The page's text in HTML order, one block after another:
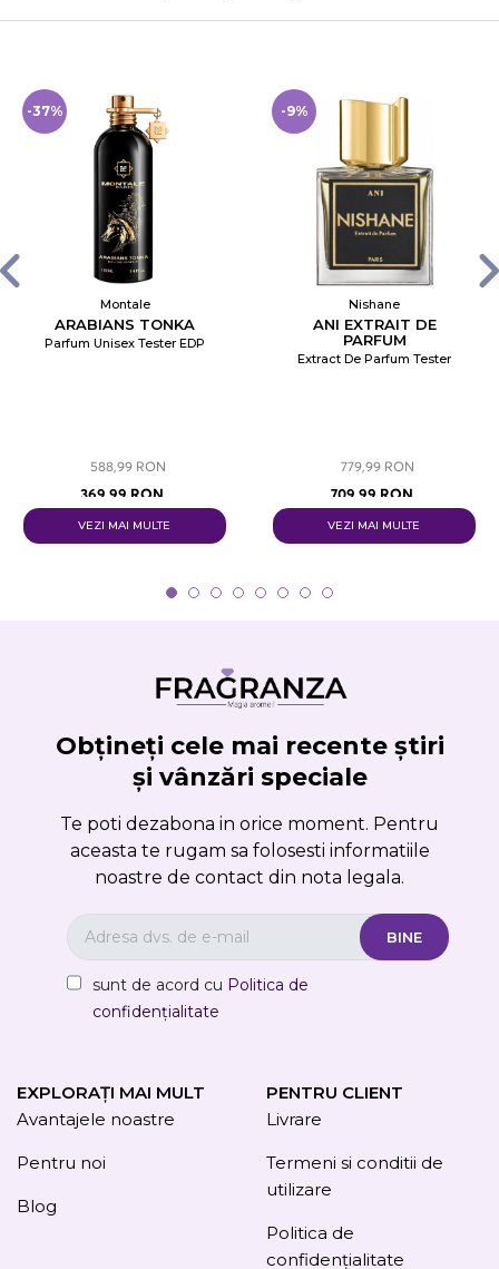
-37%
Montale
ARABIANS TONKA
Parfum Unisex Tester EDP
588,99 RON
369,99 RON
VEZI MAI MULTE
-9%
Nishane
ANI EXTRAIT DE
PARFUM
Extract De Parfum Tester
779,99 RON
709,99 RON
VEZI MAI MULTE
Obțineți cele mai recente știri
și vânzări speciale
Te poti dezabona in orice moment. Pentru
aceasta te rugam sa folosesti informatiile
noastre de contact din nota legala.
sunt de acord cu Politica de
confidențialitate
EXPLORAȚI MAI MULT
Avantajele noastre
Pentru noi
Blog
PENTRU CLIENT
Livrare
Termeni si conditii de
utilizare
Politica de
confidențialitate